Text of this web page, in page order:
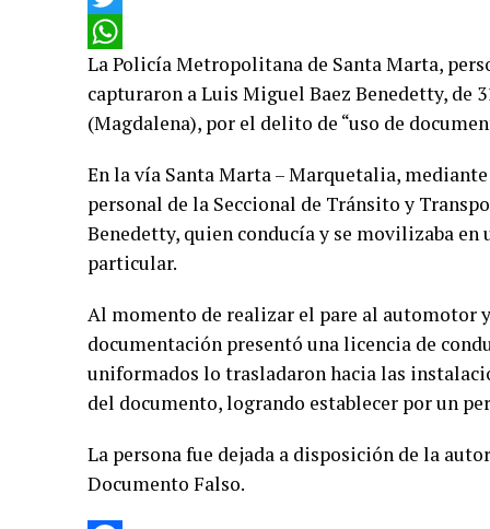
Twitter
WhatsApp
La Policía Metropolitana de Santa Marta,
capturaron a Luis Miguel Baez Benedetty, de
(Magdalena), por el delito de “uso de
En la vía Santa Marta – Marquetalia,
personal de la Seccional de Tránsito y
Benedetty, quien conducía y se movilizaba
particular.
Al momento de realizar el pare al automotor
documentación presentó una licencia de
uniformados lo trasladaron hacia las
del documento, logrando establecer por un
La persona fue dejada a disposición de la
Documento Falso.